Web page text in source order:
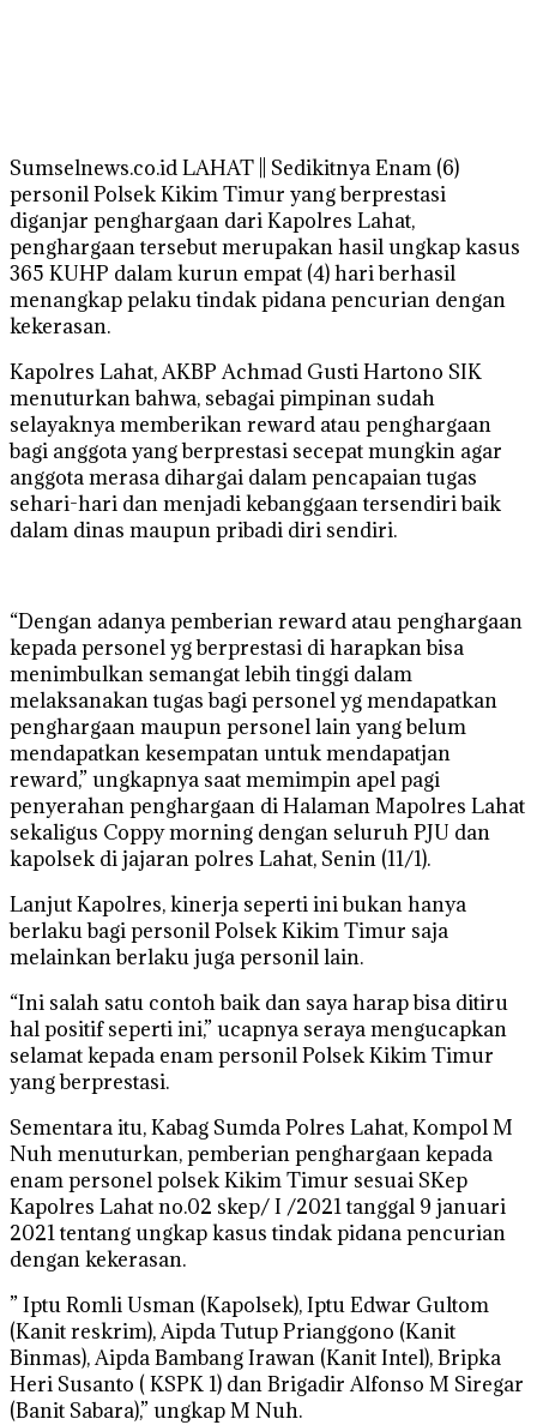
Sumselnews.co.id LAHAT || Sedikitnya Enam (6)
personil Polsek Kikim Timur yang berprestasi
diganjar penghargaan dari Kapolres Lahat,
penghargaan tersebut merupakan hasil ungkap kasus
365 KUHP dalam kurun empat (4) hari berhasil
menangkap pelaku tindak pidana pencurian dengan
kekerasan.
Kapolres Lahat, AKBP Achmad Gusti Hartono SIK
menuturkan bahwa, sebagai pimpinan sudah
selayaknya memberikan reward atau penghargaan
bagi anggota yang berprestasi secepat mungkin agar
anggota merasa dihargai dalam pencapaian tugas
sehari-hari dan menjadi kebanggaan tersendiri baik
dalam dinas maupun pribadi diri sendiri.
“Dengan adanya pemberian reward atau penghargaan
kepada personel yg berprestasi di harapkan bisa
menimbulkan semangat lebih tinggi dalam
melaksanakan tugas bagi personel yg mendapatkan
penghargaan maupun personel lain yang belum
mendapatkan kesempatan untuk mendapatjan
reward,” ungkapnya saat memimpin apel pagi
penyerahan penghargaan di Halaman Mapolres Lahat
sekaligus Coppy morning dengan seluruh PJU dan
kapolsek di jajaran polres Lahat, Senin (11/1).
Lanjut Kapolres, kinerja seperti ini bukan hanya
berlaku bagi personil Polsek Kikim Timur saja
melainkan berlaku juga personil lain.
“Ini salah satu contoh baik dan saya harap bisa ditiru
hal positif seperti ini,” ucapnya seraya mengucapkan
selamat kepada enam personil Polsek Kikim Timur
yang berprestasi.
Sementara itu, Kabag Sumda Polres Lahat, Kompol M
Nuh menuturkan, pemberian penghargaan kepada
enam personel polsek Kikim Timur sesuai SKep
Kapolres Lahat no.02 skep/ I /2021 tanggal 9 januari
2021 tentang ungkap kasus tindak pidana pencurian
dengan kekerasan.
” Iptu Romli Usman (Kapolsek), Iptu Edwar Gultom
(Kanit reskrim), Aipda Tutup Prianggono (Kanit
Binmas), Aipda Bambang Irawan (Kanit Intel), Bripka
Heri Susanto ( KSPK 1) dan Brigadir Alfonso M Siregar
(Banit Sabara),” ungkap M Nuh.